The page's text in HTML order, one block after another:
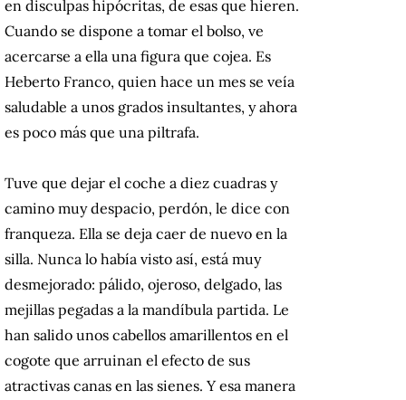
en disculpas hipócritas, de esas que hieren.
Cuando se dispone a tomar el bolso, ve
acercarse a ella una figura que cojea. Es
Heberto Franco, quien hace un mes se veía
saludable a unos grados insultantes, y ahora
es poco más que una piltrafa.
Tuve que dejar el coche a diez cuadras y
camino muy despacio, perdón, le dice con
franqueza. Ella se deja caer de nuevo en la
silla. Nunca lo había visto así, está muy
desmejorado: pálido, ojeroso, delgado, las
mejillas pegadas a la mandíbula partida. Le
han salido unos cabellos amarillentos en el
cogote que arruinan el efecto de sus
atractivas canas en las sienes. Y esa manera